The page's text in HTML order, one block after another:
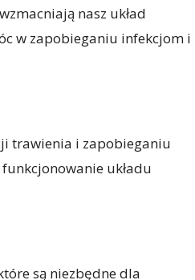
nasz układ
w zapobieganiu infekcjom i
trawienia i zapobieganiu
układu
są niezbędne dla